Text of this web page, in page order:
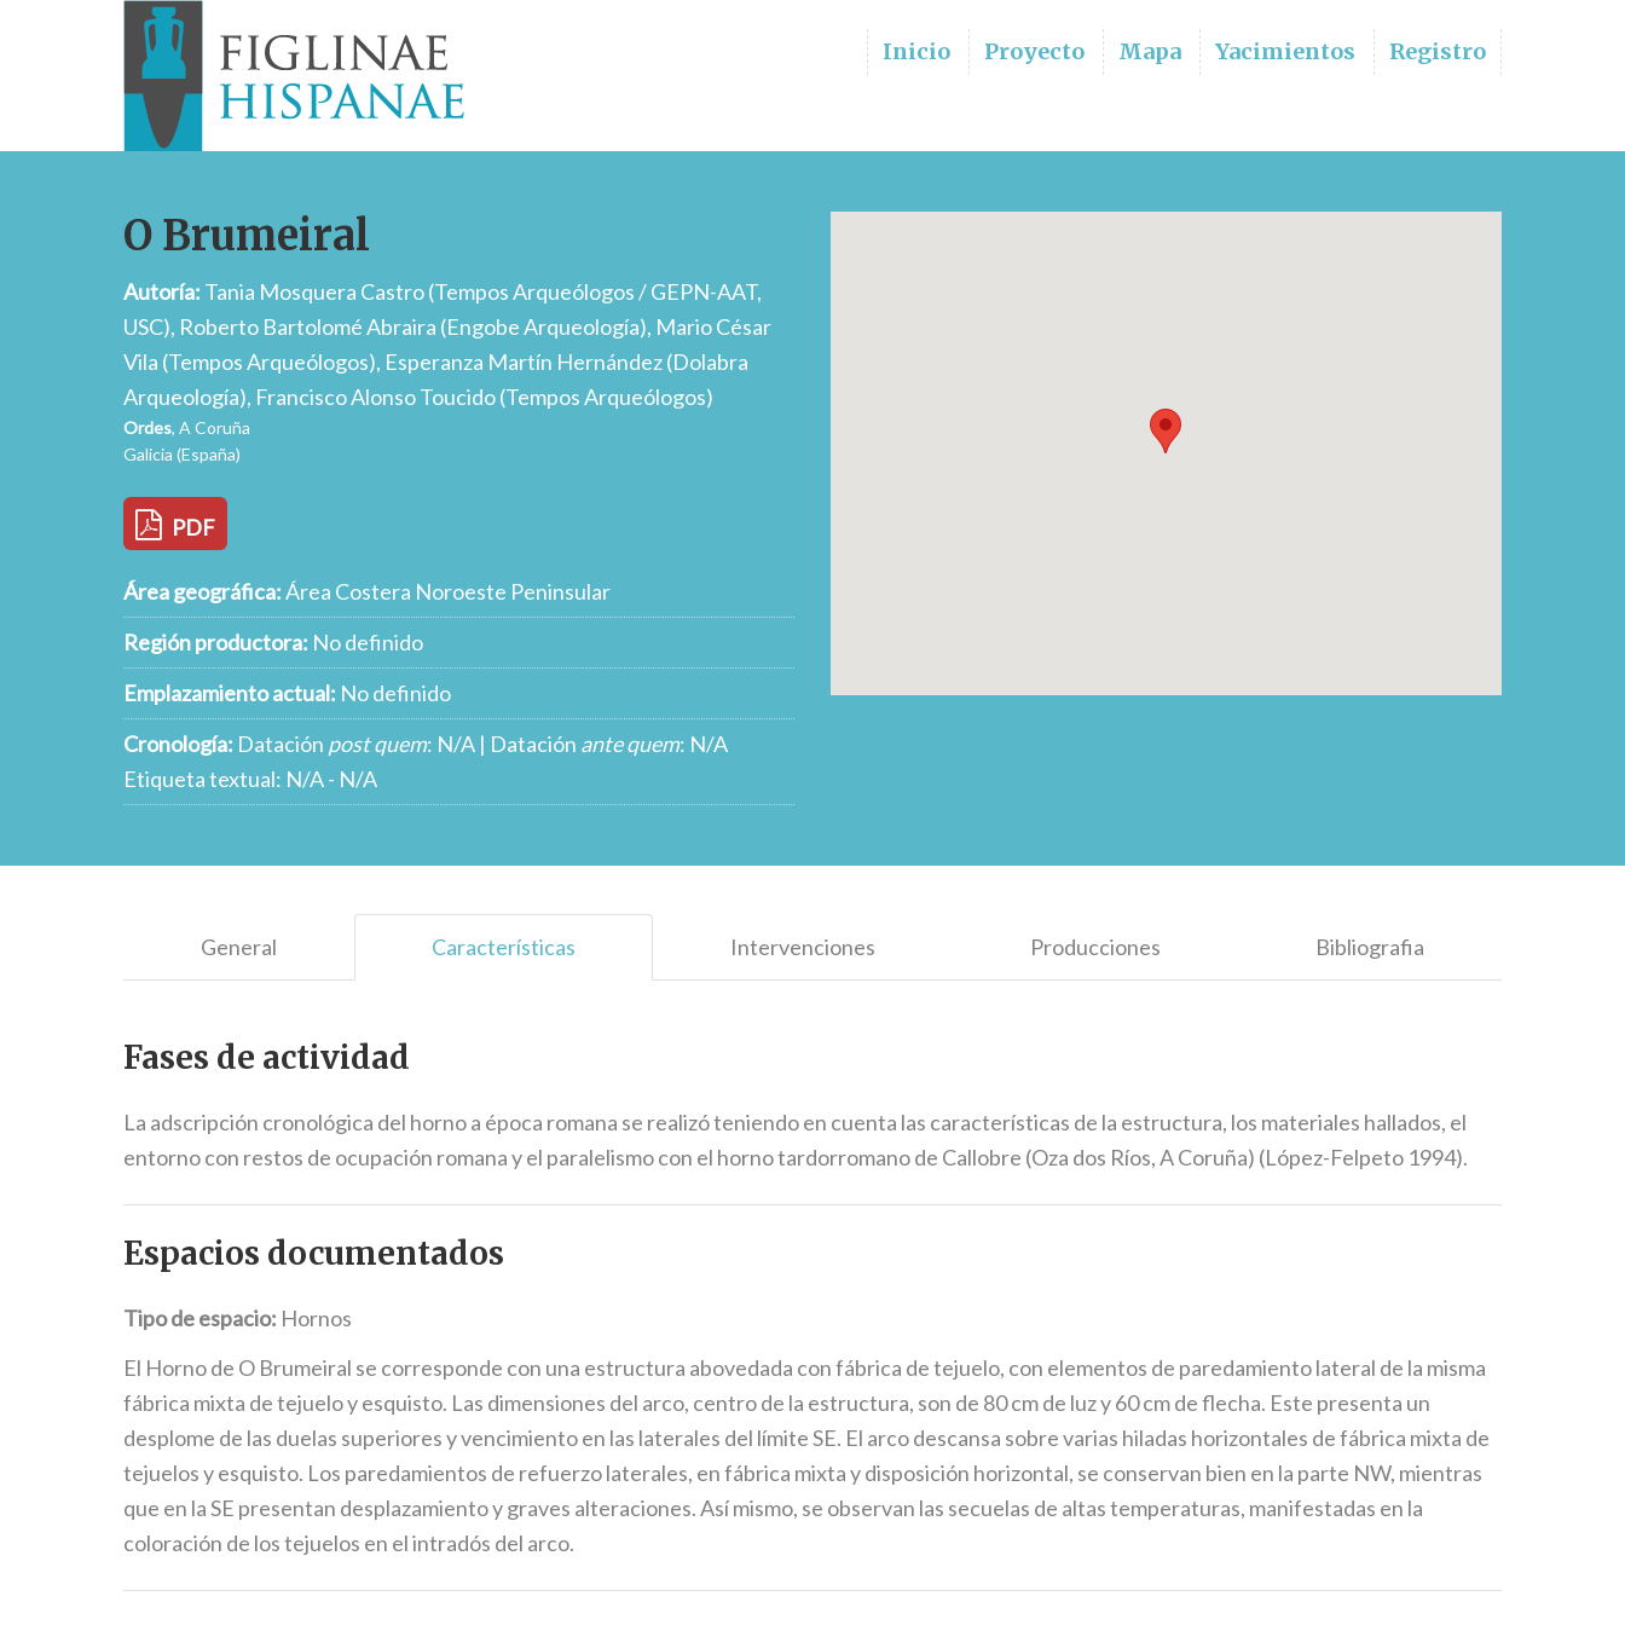
Inicio Proyecto Mapa Yacimientos Registro
O Brumeiral
Autoría: Tania Mosquera Castro (Tempos Arqueólogos / GEPN-AAT,
USC), Roberto Bartolomé Abraira (Engobe Arqueología), Mario César
Vila (Tempos Arqueólogos), Esperanza Martín Hernández (Dolabra
Arqueología), Francisco Alonso Toucido (Tempos Arqueólogos)
Ordes, A Coruña
Galicia (España)
PDF
Área geográfica:Área Costera Noroeste Peninsular
Región productora: No definido
Emplazamiento actual: No definido
Cronología: Datación post quem: N/A | Datación ante quem: N/A
Etiqueta textual: N/A - N/A
General Características Intervenciones Producciones Bibliografia
Fases de actividad
La adscripción cronológica del horno a época romana se realizó teniendo en cuenta las características de la estructura, los materiales hallados, el
entorno con restos de ocupación romana y el paralelismo con el horno tardorromano de Callobre (Oza dos Ríos, A Coruña) (López-Felpeto 1994).
Espacios documentados
Tipo de espacio: Hornos
El Horno de O Brumeiral se corresponde con una estructura abovedada con fábrica de tejuelo, con elementos de paredamiento lateral de la misma
fábrica mixta de tejuelo y esquisto. Las dimensiones del arco, centro de la estructura, son de 80 cm de luz y 60 cm de flecha. Este presenta un
desplome de las duelas superiores y vencimiento en las laterales del límite SE. El arco descansa sobre varias hiladas horizontales de fábrica mixta de
tejuelos y esquisto. Los paredamientos de refuerzo laterales, en fábrica mixta y disposición horizontal, se conservan bien en la parte NW, mientras
que en la SE presentan desplazamiento y graves alteraciones. Así mismo, se observan las secuelas de altas temperaturas, manifestadas en la
coloración de los tejuelos en el intradós del arco.